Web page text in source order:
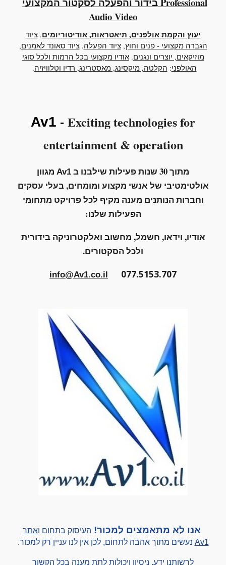
Audio Video
יעוץ והקמת אולפנים, תיאטראות, אודיטוריומים.ציוד
הגברה מקצועי - פנים וחוץ,ציוד הפעלה.ציוד סאונד לאמנים,
מוזיקאים, יוצרים ונגנים.אודיו מקצועי בכל הרמות ולכל סוגי
האולפני: הקלטה, מיקסינג, מאסטרינג, רדיו וטלוויזיה.
Av1 - Exciting technologies for
entertainment & operation
מתוך 30 שנות פעילות שילבנו ב Av1 מגוון
אולטימטיבי של אנשי מקצוע ומומחים, בעלי עסקים
וחברות הנותנים מענה מקיף לכל פרויקט מתחומי
הפעילות שלנו:
אודיו, וידאו, חשמל, מחשוב ואלקטרוניקה בידורית
ולכל הסקטורים.
info@Av1.co.il 077.5153.707
אנו לא מתאמצים למכור! העיסוק בתחום ואתר
Av1 נעשים מתוך אהבה לתחום, לכן אין לנו עניין רק למכור.
לרשותנו ידע, ניסיון ויכולות לתת מענה בכל הקשור